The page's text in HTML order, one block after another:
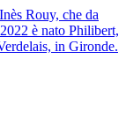
Rouy, che da
è nato Philibert,
in Gironde.